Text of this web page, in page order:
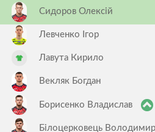
Сидоров Олексій
Левченко Ігор
Лавута Кирило
Векляк Богдан
Борисенко Владислав
Білоцерковець